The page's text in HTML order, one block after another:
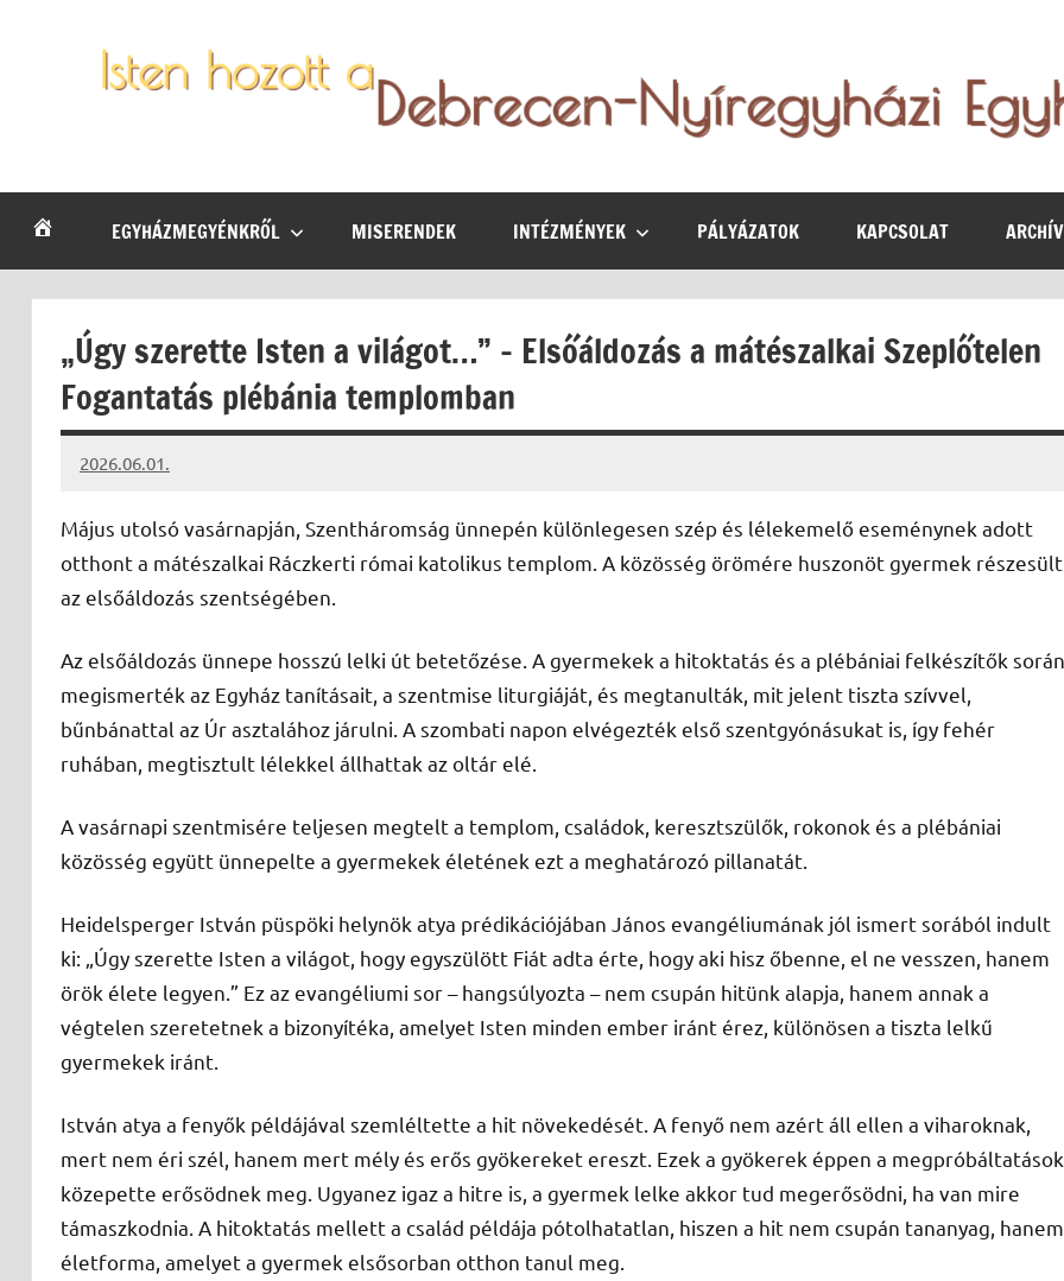
Debrecen-
Nyíregyházi
Egyházmegye
hírei,
programjaiEGYHÁZMEGYÉNKRŐL MISERENDEK INTÉZMÉNYEK PÁLYÁZATOK KAPCSOLAT
„Úgy szerette Isten a világot…” – Elsőáldozás a mátészalkai Szeplőtelen
Fogantatás plébánia templomban
2026.06.01.
Leiszt
​Május utolsó vasárnapján, Szentháromság ünnepén különlegesen szép és lélekemelő eseménynek adott
otthont a mátészalkai Ráczkerti római katolikus templom. A közösség örömére huszonöt gyermek részesült
az elsőáldozás szentségében.
Az elsőáldozás ünnepe hosszú lelki út betetőzése. A gyermekek a hitoktatás és a plébániai felkészítők során
megismerték az Egyház tanításait, a szentmise liturgiáját, és megtanulták, mit jelent tiszta szívvel,
bűnbánattal az Úr asztalához járulni. A szombati napon elvégezték első szentgyónásukat is, így fehér
ruhában, megtisztult lélekkel állhattak az oltár elé.
​A vasárnapi szentmisére teljesen megtelt a templom, családok, keresztszülők, rokonok és a plébániai
közösség együtt ünnepelte a gyermekek életének ezt a meghatározó pillanatát.
Heidelsperger István püspöki helynök atya prédikációjában János evangéliumának jól ismert sorából indult
ki: „Úgy szerette Isten a világot, hogy egyszülött Fiát adta érte, hogy aki hisz őbenne, el ne vesszen, hanem
örök élete legyen.” Ez az evangéliumi sor – hangsúlyozta – nem csupán hitünk alapja, hanem annak a
végtelen szeretetnek a bizonyítéka, amelyet Isten minden ember iránt érez, különösen a tiszta lelkű
gyermekek iránt.
István atya a fenyők példájával szemléltette a hit növekedését. A fenyő nem azért áll ellen a viharoknak,
mert nem éri szél, hanem mert mély és erős gyökereket ereszt. Ezek a gyökerek éppen a megpróbáltatások
közepette erősödnek meg. Ugyanez igaz a hitre is, a gyermek lelke akkor tud megerősödni, ha van mire
támaszkodnia. A hitoktatás mellett a család példája pótolhatatlan, hiszen a hit nem csupán tananyag, hanem
életforma, amelyet a gyermek elsősorban otthon tanul meg.